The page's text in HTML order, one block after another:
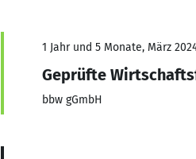
1 Jahr und 5 Monate, März
Geprüfte
bbw gGmbH